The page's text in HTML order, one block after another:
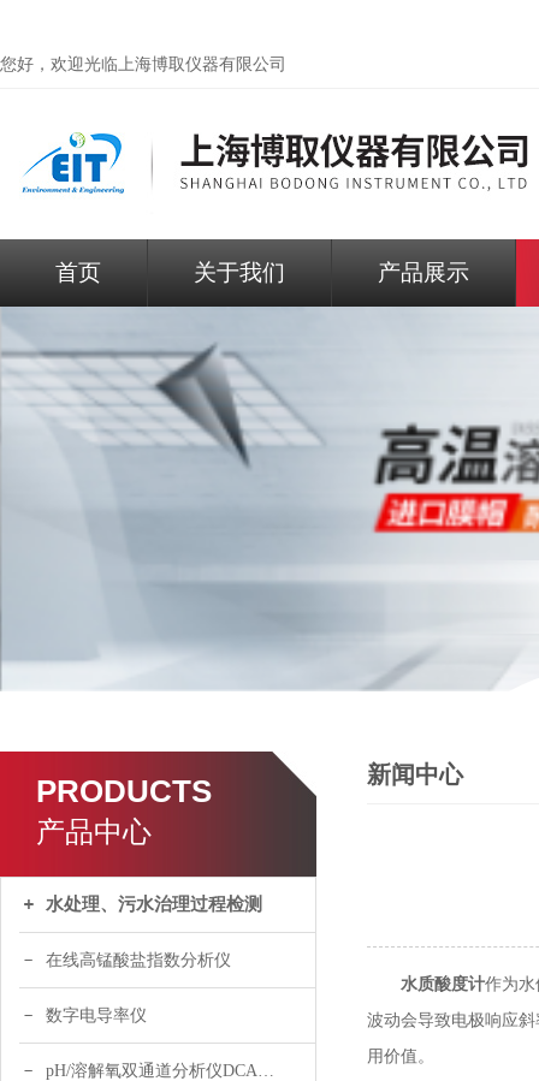
您好，欢迎光临上海博取仪器有限公司
首页 关于我们 产品展示
PRODUCTS
产品中心
水处理、污水治理过程检测
在线高锰酸盐指数分析仪
数字电导率仪
pH/溶解氧双通道分析仪DCA120
新闻中心
水质酸度计作为
波动会导致电极响应
用价值。